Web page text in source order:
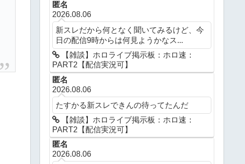
匿名
2026.08.06
新スレだから何となく聞いてみるけど、今
日の配信9時からは何見ようかなス...
【雑談】ホロライブ掲示板：ホロ速：
PART2【配信実況可】
匿名
2026.08.06
たすかる新スレできんの待ってたんだ
【雑談】ホロライブ掲示板：ホロ速：
PART2【配信実況可】
匿名
2026.08.06